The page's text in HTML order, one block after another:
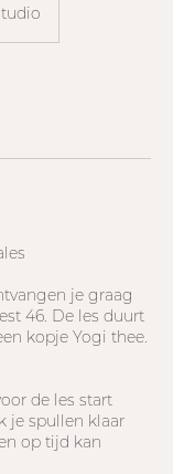
je graag
46. De les duurt
kopje Yogi thee.
de les start
je spullen klaar
op tijd kan